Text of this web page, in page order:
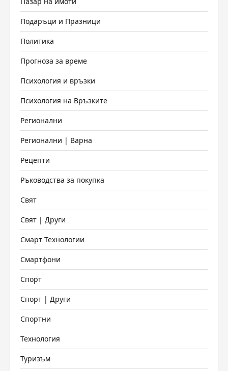
Подаръци и Празници
Политика
Прогноза за време
Психология и връзки
Психология на Връзките
Регионални
Регионални | Варна
Рецепти
Ръководства за покупка
Свят
Свят | Други
Смарт Технологии
Смартфони
Спорт
Спорт | Други
Спортни
Технология
Туризъм